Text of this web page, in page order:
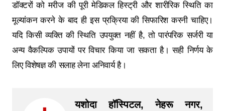
डॉक्टरों को मरीज की पूरी मेडिकल हिस्ट्री और शारीरिक स्थिति का
मूल्यांकन करने के बाद ही इस प्रक्रिया की सिफारिश करनी चाहिए।
यदि किसी व्यक्ति की स्थिति उपयुक्त नहीं है, तो पारंपरिक सर्जरी या
अन्य वैकल्पिक उपायों पर विचार किया जा सकता है। सही निर्णय के
लिए विशेषज्ञ की सलाह लेना अनिवार्य है।
यशोदा हॉस्पिटल, नेहरू नगर,